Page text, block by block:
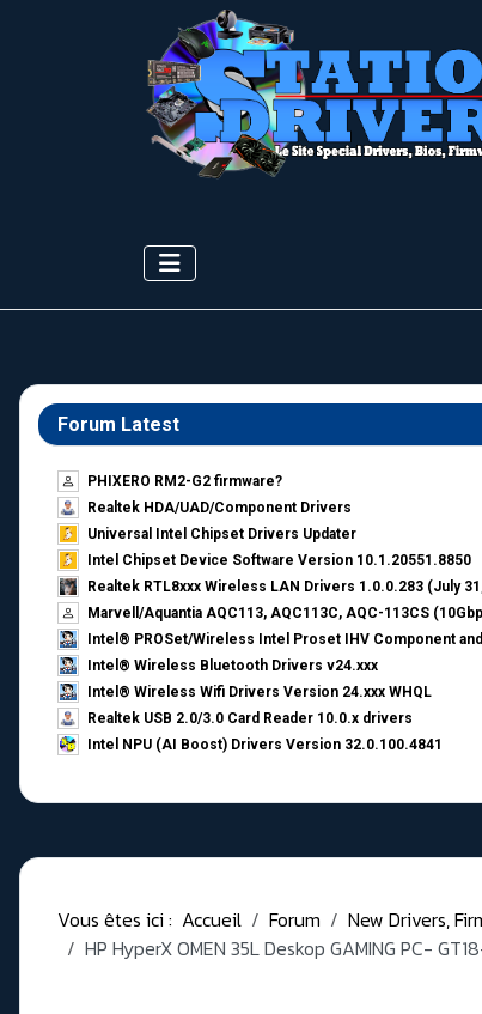
Forum Latest
PHIXERO RM2-G2 firmware?
Realtek HDA/UAD/Component Drivers
Universal Intel Chipset Drivers Updater​
Intel Chipset Device Software Version 10.1.20551.8850
Realtek RTL8xxx Wireless LAN Drivers 1.0.0.283 (July
Marvell/Aquantia AQC113, AQC113C, AQC-113CS
Intel® PROSet/Wireless Intel Proset IHV Component
Intel® Wireless Bluetooth Drivers v24.xxx
Intel® Wireless Wifi Drivers Version 24.xxx WHQL
Realtek USB 2.0/3.0 Card Reader 10.0.x drivers
Intel NPU (AI Boost) Drivers Version 32.0.100.4841
Vous êtes ici : Accueil Forum New Drivers,
HP HyperX OMEN 35L Deskop GAMING PC-